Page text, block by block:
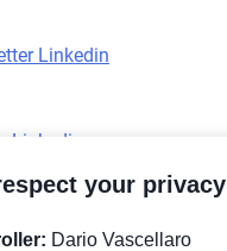
Linkedin
Linkedin
Facebook
your privacy
Dario Vascellaro